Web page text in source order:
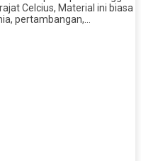
Celcius, Material ini biasa
pertambangan,…